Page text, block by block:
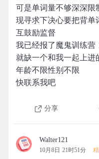
可是单词量不够深深限
现寻求下决心要把背单
互鼓励监督
我已经报了魔鬼训练营
就缺一个和我一起上进
年龄不限性别不限
快联系我吧
分享
Walter121
10月8日 21时51分